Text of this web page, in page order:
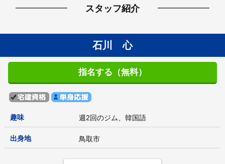
スタッフ紹介
石川 心
指名する（無料）
趣味 週2回のジム、韓国語
出身地 鳥取市